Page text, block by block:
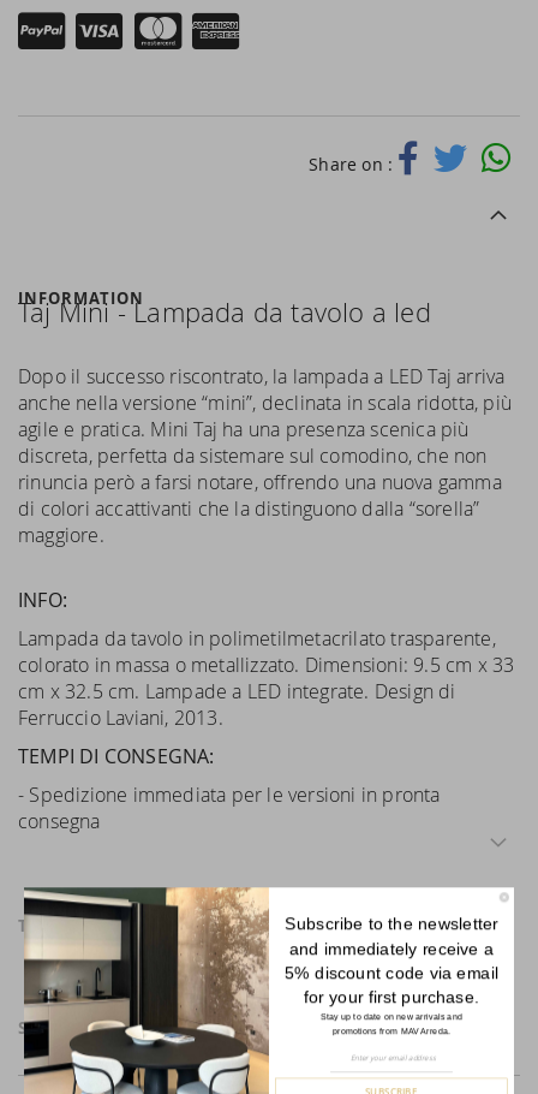
Subscribe to the newsletter
and immediately receive a
5% discount code via email
for your first purchase.
Stay up to date on new arrivals and
promotions from MAV Arreda.
for
SUBSCRIBE
Share on :
INFORMATION
Taj Mini - Lampada da tavolo a led
Dopo il successo riscontrato, la lampada a LED Taj arriva
anche nella versione “mini”, declinata in scala ridotta, più
agile e pratica. Mini Taj ha una presenza scenica più
discreta, perfetta da sistemare sul comodino, che non
rinuncia però a farsi notare, offrendo una nuova gamma
di colori accattivanti che la distinguono dalla “sorella”
maggiore.
INFO:
Lampada da tavolo in polimetilmetacrilato trasparente,
colorato in massa o metallizzato. Dimensioni: 9.5 cm x 33
cm x 32.5 cm. Lampade a LED integrate. Design di
Ferruccio Laviani, 2013.
TEMPI DI CONSEGNA:
- Spedizione immediata per le versioni in pronta
consegna
TECHNICAL SPEFICATION
SPEDIZIONI